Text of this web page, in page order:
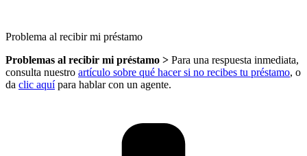
Problema al recibir mi préstamo
Problemas al recibir mi préstamo > Para una respuesta inmediata,
consulta nuestro artículo sobre qué hacer si no recibes tu préstamo, o
da clic aquípara hablar con un agente.